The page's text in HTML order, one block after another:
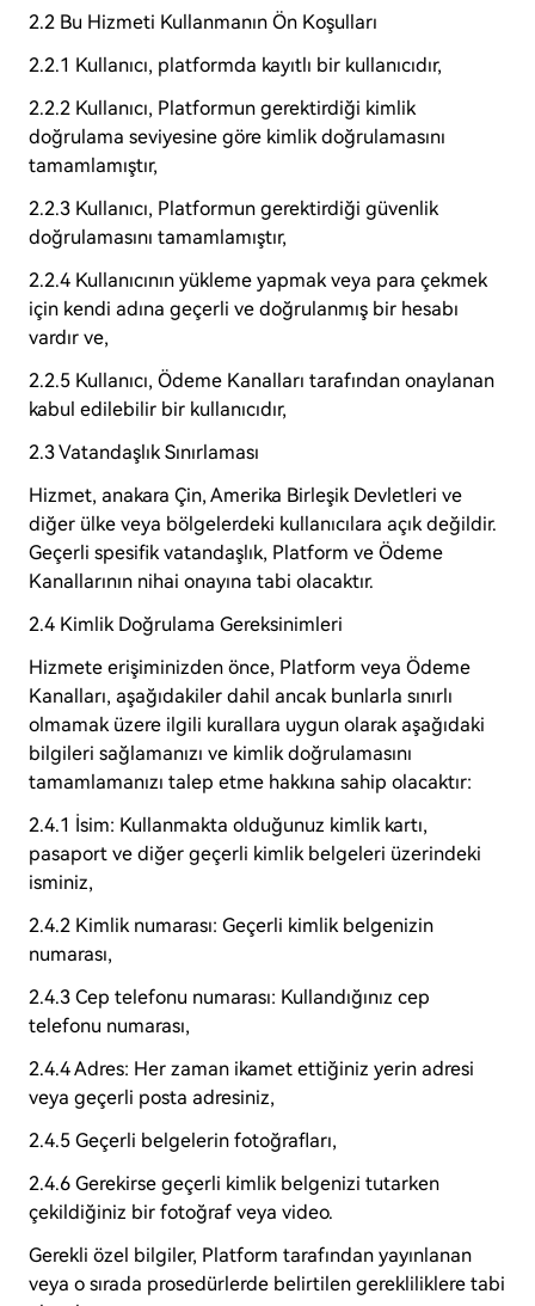
2.2 Bu Hizmeti Kullanmanın Ön Koşulları
2.2.1 Kullanıcı, platformda kayıtlı bir kullanıcıdır,
2.2.2 Kullanıcı, Platformun gerektirdiği kimlik
doğrulama seviyesine göre kimlik doğrulamasını
tamamlamıştır,
2.2.3 Kullanıcı, Platformun gerektirdiği güvenlik
doğrulamasını tamamlamıştır,
2.2.4 Kullanıcının yükleme yapmak veya para çekmek
için kendi adına geçerli ve doğrulanmış bir hesabı
vardır ve,
2.2.5 Kullanıcı, Ödeme Kanalları tarafından onaylanan
kabul edilebilir bir kullanıcıdır,
2.3 Vatandaşlık Sınırlaması
Hizmet, anakara Çin, Amerika Birleşik Devletleri ve
diğer ülke veya bölgelerdeki kullanıcılara açık değildir.
Geçerli spesifik vatandaşlık, Platform ve Ödeme
Kanallarının nihai onayına tabi olacaktır.
2.4 Kimlik Doğrulama Gereksinimleri
Hizmete erişiminizden önce, Platform veya Ödeme
Kanalları, aşağıdakiler dahil ancak bunlarla sınırlı
olmamak üzere ilgili kurallara uygun olarak aşağıdaki
bilgileri sağlamanızı ve kimlik doğrulamasını
tamamlamanızı talep etme hakkına sahip olacaktır:
2.4.1 İsim: Kullanmakta olduğunuz kimlik kartı,
pasaport ve diğer geçerli kimlik belgeleri üzerindeki
isminiz,
2.4.2 Kimlik numarası: Geçerli kimlik belgenizin
numarası,
2.4.3 Cep telefonu numarası: Kullandığınız cep
telefonu numarası,
2.4.4 Adres: Her zaman ikamet ettiğiniz yerin adresi
veya geçerli posta adresiniz,
2.4.5 Geçerli belgelerin fotoğrafları,
2.4.6 Gerekirse geçerli kimlik belgenizi tutarken
çekildiğiniz bir fotoğraf veya video.
Gerekli özel bilgiler, Platform tarafından yayınlanan
veya o sırada prosedürlerde belirtilen gerekliliklere tabi